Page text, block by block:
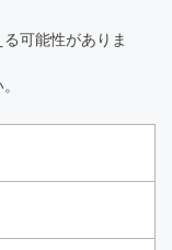
可能性がありま